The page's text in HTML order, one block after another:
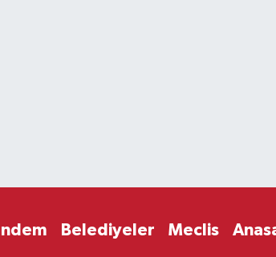
Belediyeler Meclis